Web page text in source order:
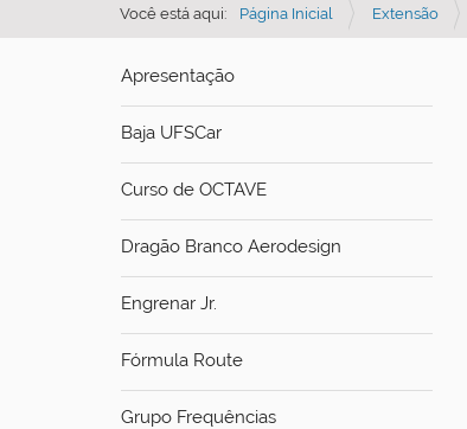
Você está aqui: Página Inicial Extensão
Apresentação
Baja UFSCar
Curso de OCTAVE
Dragão Branco Aerodesign
Engrenar Jr.
Fórmula Route
Grupo Frequências